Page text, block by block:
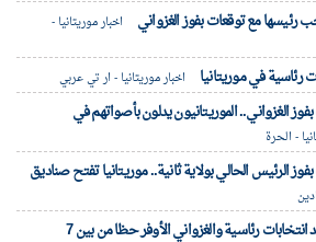
رئيسها مع توقعات بفوز الغزواني
اخبار موريتانيا -
رئاسية في موريتانيا
اخبار موريتانيا - ار تي عربي
الغزواني.. الموريتانيون يدلون بأصواتهم في
- الحرة
الرئيس الحالي بولاية ثانية.. موريتانيا تفتح صناديق
موريتانيا تشهد انتخابات رئاسية والغزواني الأوفر حظا من بين 7